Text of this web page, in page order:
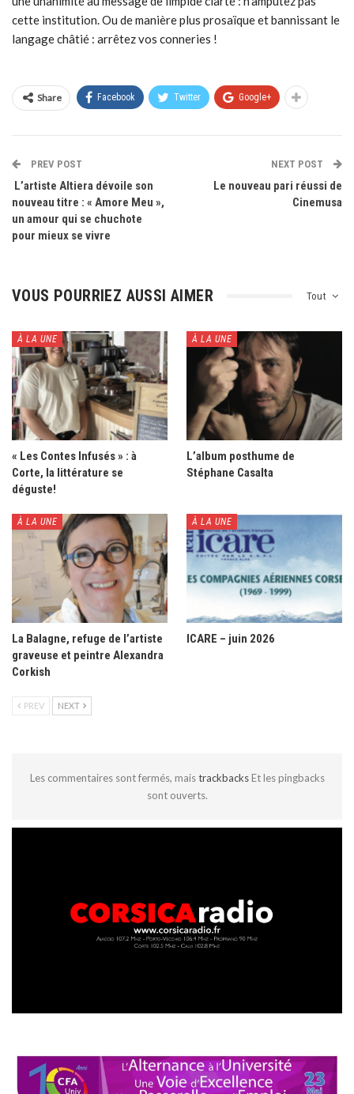
cette institution. Ou de manière plus prosaïque et bannissant le
langage châtié : arrêtez vos conneries !
Share Facebook Twitter Google+
PREV POST
L’artiste Altiera dévoile son
nouveau titre : « Amore Meu »,
un amour qui se chuchote
pour mieux se vivre
NEXT POST
Le nouveau pari réussi de
Cinemusa
Tout
VOUS POURRIEZ AUSSI AIMER
À LA UNE
« Les Contes Infusés » : à
Corte, la littérature se
déguste!
À LA UNE
L’album posthume de
Stéphane Casalta
À LA UNE
La Balagne, refuge de l’artiste
graveuse et peintre Alexandra
Corkish
À LA UNE
ICARE – juin 2026
PREV NEXT
Les commentaires sont fermés, maistrackbacks Et les pingbacks
sont ouverts.